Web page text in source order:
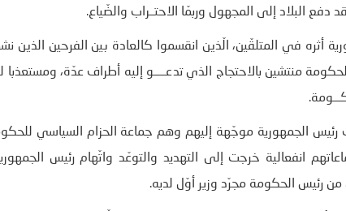
البلاد إلى المجهول وربمّا الاحتــراب والضّياع.
أثره في المتلقّين، الّذين انقسموا كالعادة بين الفرحين الذين
منتشين بالاحتجاج الذي تدعـــــو إليه أطراف عدّة،
رئيس الجمهورية موجّهة إليهم وهم جماعة الحزام السياسي
انفعالية خرجت إلى التهديد والتوعّد واتّهام رئيس
من رئيس الحكومة مجرّد وزير أوّل لديه.